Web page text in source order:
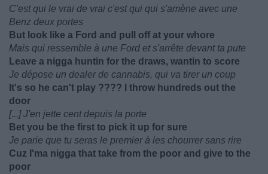
C'est qui le vrai de vrai c'est qui qui s'amène avec une
Benz deux portes
But look like a Ford and pull off at your whore
Mais qui ressemble à une Ford et s'arrête devant ta pute
Leave a nigga huntin for the draws, wantin to score
Je dépose un dealer de cannabis, qui va tirer un coup
It's so he can't play ???? I throw hundreds out the
door
[...] J'en jette cent depuis la porte
Bet you be the first to pick it up for sure
Je parie que tu seras le premier à les chourrer sans rire
Cuz I'ma nigga that take from the poor and give to the
poor